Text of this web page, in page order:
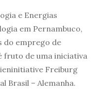
e Energias
em Pernambuco,
do emprego de
fruto de uma iniciativa
Freiburg
Brasil – Alemanha.